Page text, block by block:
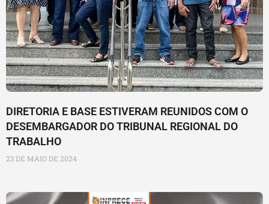
DIRETORIA E BASE ESTIVERAM REUNIDOS COM O
DESEMBARGADOR DO TRIBUNAL REGIONAL DO
TRABALHO
23 DE MAIO DE 2024